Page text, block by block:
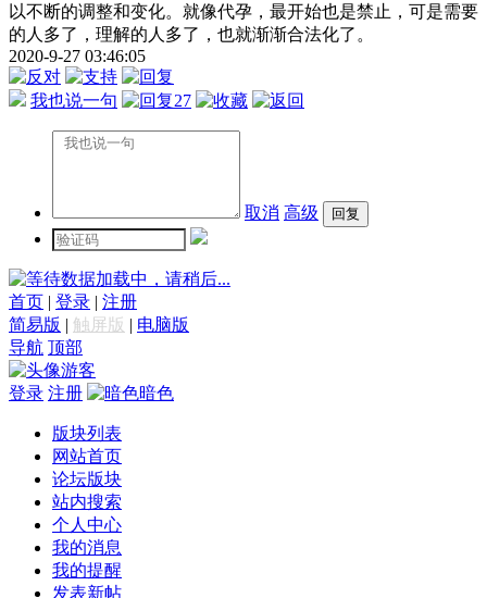
以不断的调整和变化。就像代孕，最开始也是禁止，可是需要
的人多了，理解的人多了，也就渐渐合法化了。
2020-9-27 03:46:05
我也说一句 27
取消 高级
数据加载中，请稍后...
首页 | 登录 | 注册
简易版 | 触屏版 | 电脑版
导航 顶部
游客
登录 注册 暗色
版块列表
网站首页
论坛版块
站内搜索
个人中心
我的消息
我的提醒
发表新帖